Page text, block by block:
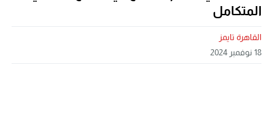
المتكامل
القاهرة تايمز
18 نوفمبر 2024